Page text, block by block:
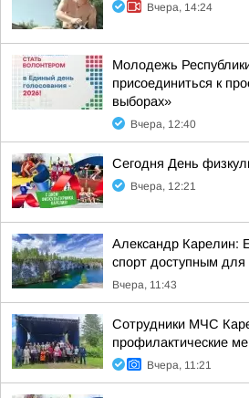
Вчера, 14:24
Молодежь
присоединиться к
выборах»
Вчера, 12:40
Сегодня День
Вчера, 12:21
Александр Карелин:
спорт доступным
Вчера, 11:43
Сотрудники МЧС
профилактические
Вчера, 11:21